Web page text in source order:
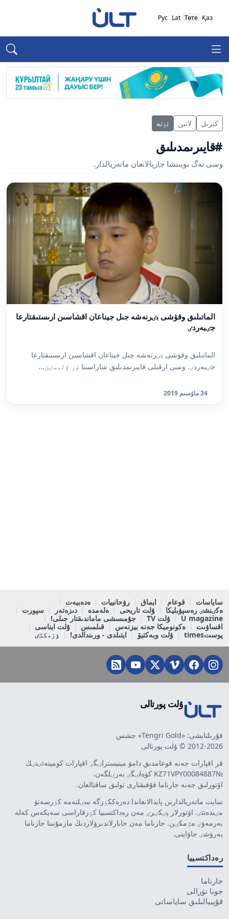
Қаз
Төте
Lat
Рус
كىرىل لاتىن تٶتە
#قايىرىمدىلىق
وسى تەگ بويىنشا جاريالانعان ماتەريالدار.
الماتىلىق وقۋشى بٸرنەشە جىل جيناعان اقشاسىن ارىستىقتارعا
جٸبەردٸ
الماتىلىق وقۋشى بٸرنەشە جىل جيناعان اقشاسىن ارىستىقتارعا
جٸبەردٸ. وسى ارقىلى قايىرىمدىلىق شاراسىنا ٶز ٷلەسٸن...
24 ماۋسىم 2019
ساياسات قوعام ايماق رۋحانييات
ەدەبيەت
ەكٸنشٸ رەسپۋبليكا
ۇلت تاريحى ەلەمدە دىزەتەر
سپورت
U magazine
ۇلت TV
جۇمىسشى ماماندىقتار جىلى!
اقساۋىت
ەكونوميكا جەنە بيزنەس قىلمىس
ۇلت ايناسى
پوستtimes
ۇلت وبەكتيۆ ايتىلدى - ورىندالدى! ٶزەكتٸ
ۇلت پورتالى
قۇرىلتايشى: «Tengri Gold» جشس
2012-2026 © ۇلت پورتالى
قر اقپارات جەنە قوعامدىق دامۋ مينيسترلٸگٸ اقپارات كوميتەتٸنٸڭ
№KZ71VPY00084887 كۋەلٸگٸ بەرٸلگەن.
اۆتورلىق جەنە جارناما قۇقىقتارى تولىق ساقتالعان.
سايت ماتەريالدارىن پايدالانعاندا دەرەككٶزگە سٸلتەمە كٶرسەتۋ
مٸندەتتٸ. اۆتورلار پٸكٸرٸ مەن رەداكتسييا كٶزقاراسى سەيكەس كەلە
بەرمەۋٸ مٷمكٸن. جارناما مەن حابارلاندىرۋلاردىڭ مازمۇنىنا جارناما
بەرۋشٸ جاۋاپتى.
رەداكتسييا
جارناما
جوبا تۋرالى
قۇپييالىلىق ساياساتى